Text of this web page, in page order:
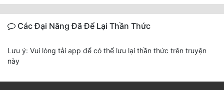
Các Đại Năng Đã Để Lại Thần Thức
Lưu ý: Vui lòng tải app để có thể lưu lại thần thức trên truyện
này